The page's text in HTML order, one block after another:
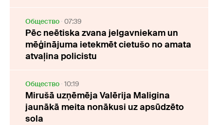
Oбщество 07:39
Pēc neētiska zvana jelgavniekam un
mēģinājuma ietekmēt cietušo no amata
atvaļina policistu
Oбщество 10:19
Mirušā uzņēmēja Valērija Maligina
jaunākā meita nonākusi uz apsūdzēto
sola